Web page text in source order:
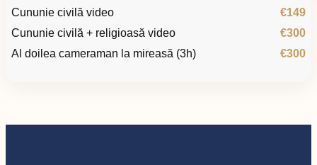
Cununie civilă video
€149
Cununie civilă + religioasă video
€300
Al doilea cameraman la mireasă (3h)
€300